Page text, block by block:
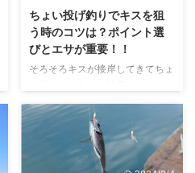
ちょい投げ釣りでキスを狙
う時のコツは？ポイント選
びとエサが重要！！
そろそろキスが接岸してきてちょ
たので今回はその解説記事になり
ます。 最盛期は比較的簡単に釣
れるキスですが場所とエサを外す
と意外と釣れなかったり・・・
おいしいキスを安定して釣るため